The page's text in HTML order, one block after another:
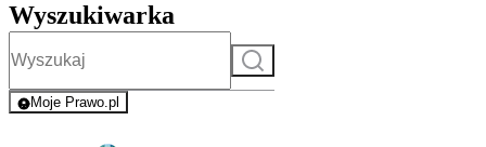
Wyszukiwarka
Szukaj
Moje Prawo.pl
- rejestracja i logowanie do serwisu